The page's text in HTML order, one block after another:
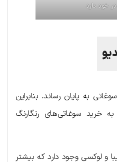
خود دارد
به پایان رساند. بنابراین
خرید سوغاتی‌های رنگارنگ
و لوکسی وجود دارد که بیشتر